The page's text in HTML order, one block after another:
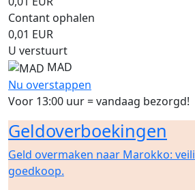
Contant ophalen
0,01 EUR
U verstuurt
MAD
Nu overstappen
Voor 13:00 uur = vandaag bezorgd!
Geldoverboekingen
Geld overmaken naar Marokko:
goedkoop.